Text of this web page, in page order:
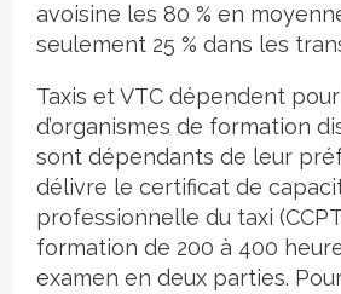
avoisine les 80 % en
seulement 25 % dans les
Taxis et VTC dépendent pour
d’organismes de formation
sont dépendants de leur
délivre le certificat de
professionnelle du taxi (CCPT)
formation de 200 à 400
examen en deux parties.